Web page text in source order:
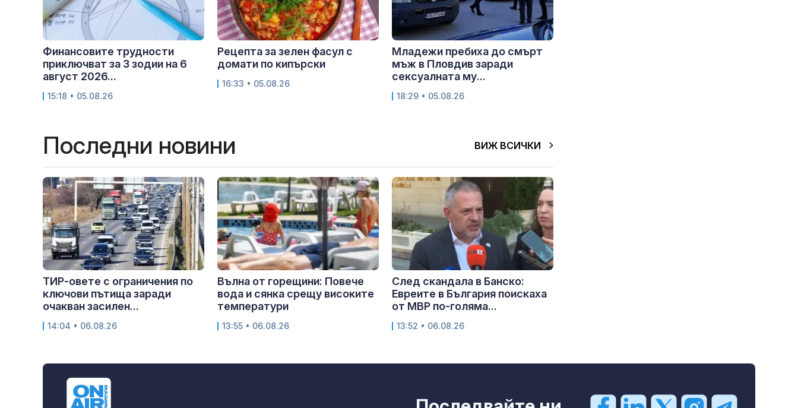
Финансовите трудности
приключват за 3 зодии на 6
август 2026...
15:18 • 05.08.26
Рецепта за зелен фасул с
домати по кипърски
16:33 • 05.08.26
Младежи пребиха до смърт
мъж в Пловдив заради
сексуалната му...
18:29 • 05.08.26
Последни новини ВИЖ ВСИЧКИ
ТИР-овете с ограничения по
ключови пътища заради
очакван засилен...
14:04 • 06.08.26
Вълна от горещини: Повече
вода и сянка срещу високите
температури
13:55 • 06.08.26
След скандала в Банско:
Евреите в България поискаха
от МВР по-голяма...
13:52 • 06.08.26